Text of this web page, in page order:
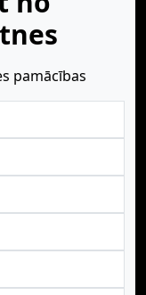
pamācības